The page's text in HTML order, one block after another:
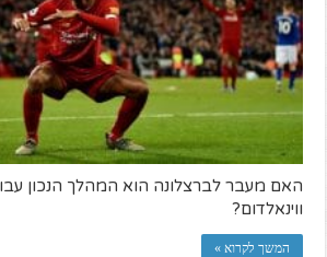
האם מעבר לברצלונה הוא המהלך הנכון
ווינאלדום?
המשך לקרוא »